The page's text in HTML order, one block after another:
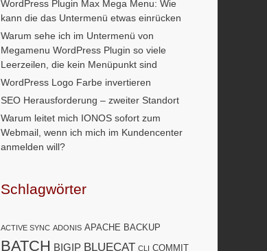
WordPress Plugin Max Mega Menu: Wie
kann die das Untermenü etwas einrücken
Warum sehe ich im Untermenü von
Megamenu WordPress Plugin so viele
Leerzeilen, die kein Menüpunkt sind
WordPress Logo Farbe invertieren
SEO Herausforderung – zweiter Standort
Warum leitet mich IONOS sofort zum
Webmail, wenn ich mich im Kundencenter
anmelden will?
Schlagwörter
ACTIVE SYNC ADONIS APACHE BACKUP
BATCH BIGIP BLUECAT CLI COMMIT